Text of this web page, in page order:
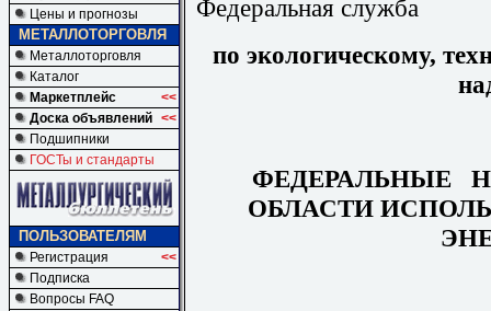
Цены и прогнозы
МЕТАЛЛОТОРГОВЛЯ
Металлоторговля
Каталог
Маркетплейс
<<
Доска объявлений <<
Подшипники
ГОСТы и стандарты
ПОЛЬЗОВАТЕЛЯМ
Регистрация
<<
Подписка
Вопросы FAQ
Федеральная служба
по экологическому,
ФЕДЕРАЛЬНЫЕ
ОБЛАСТИ